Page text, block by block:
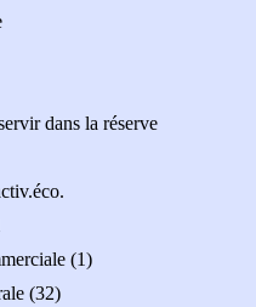
dans la réserve
(1)
(32)